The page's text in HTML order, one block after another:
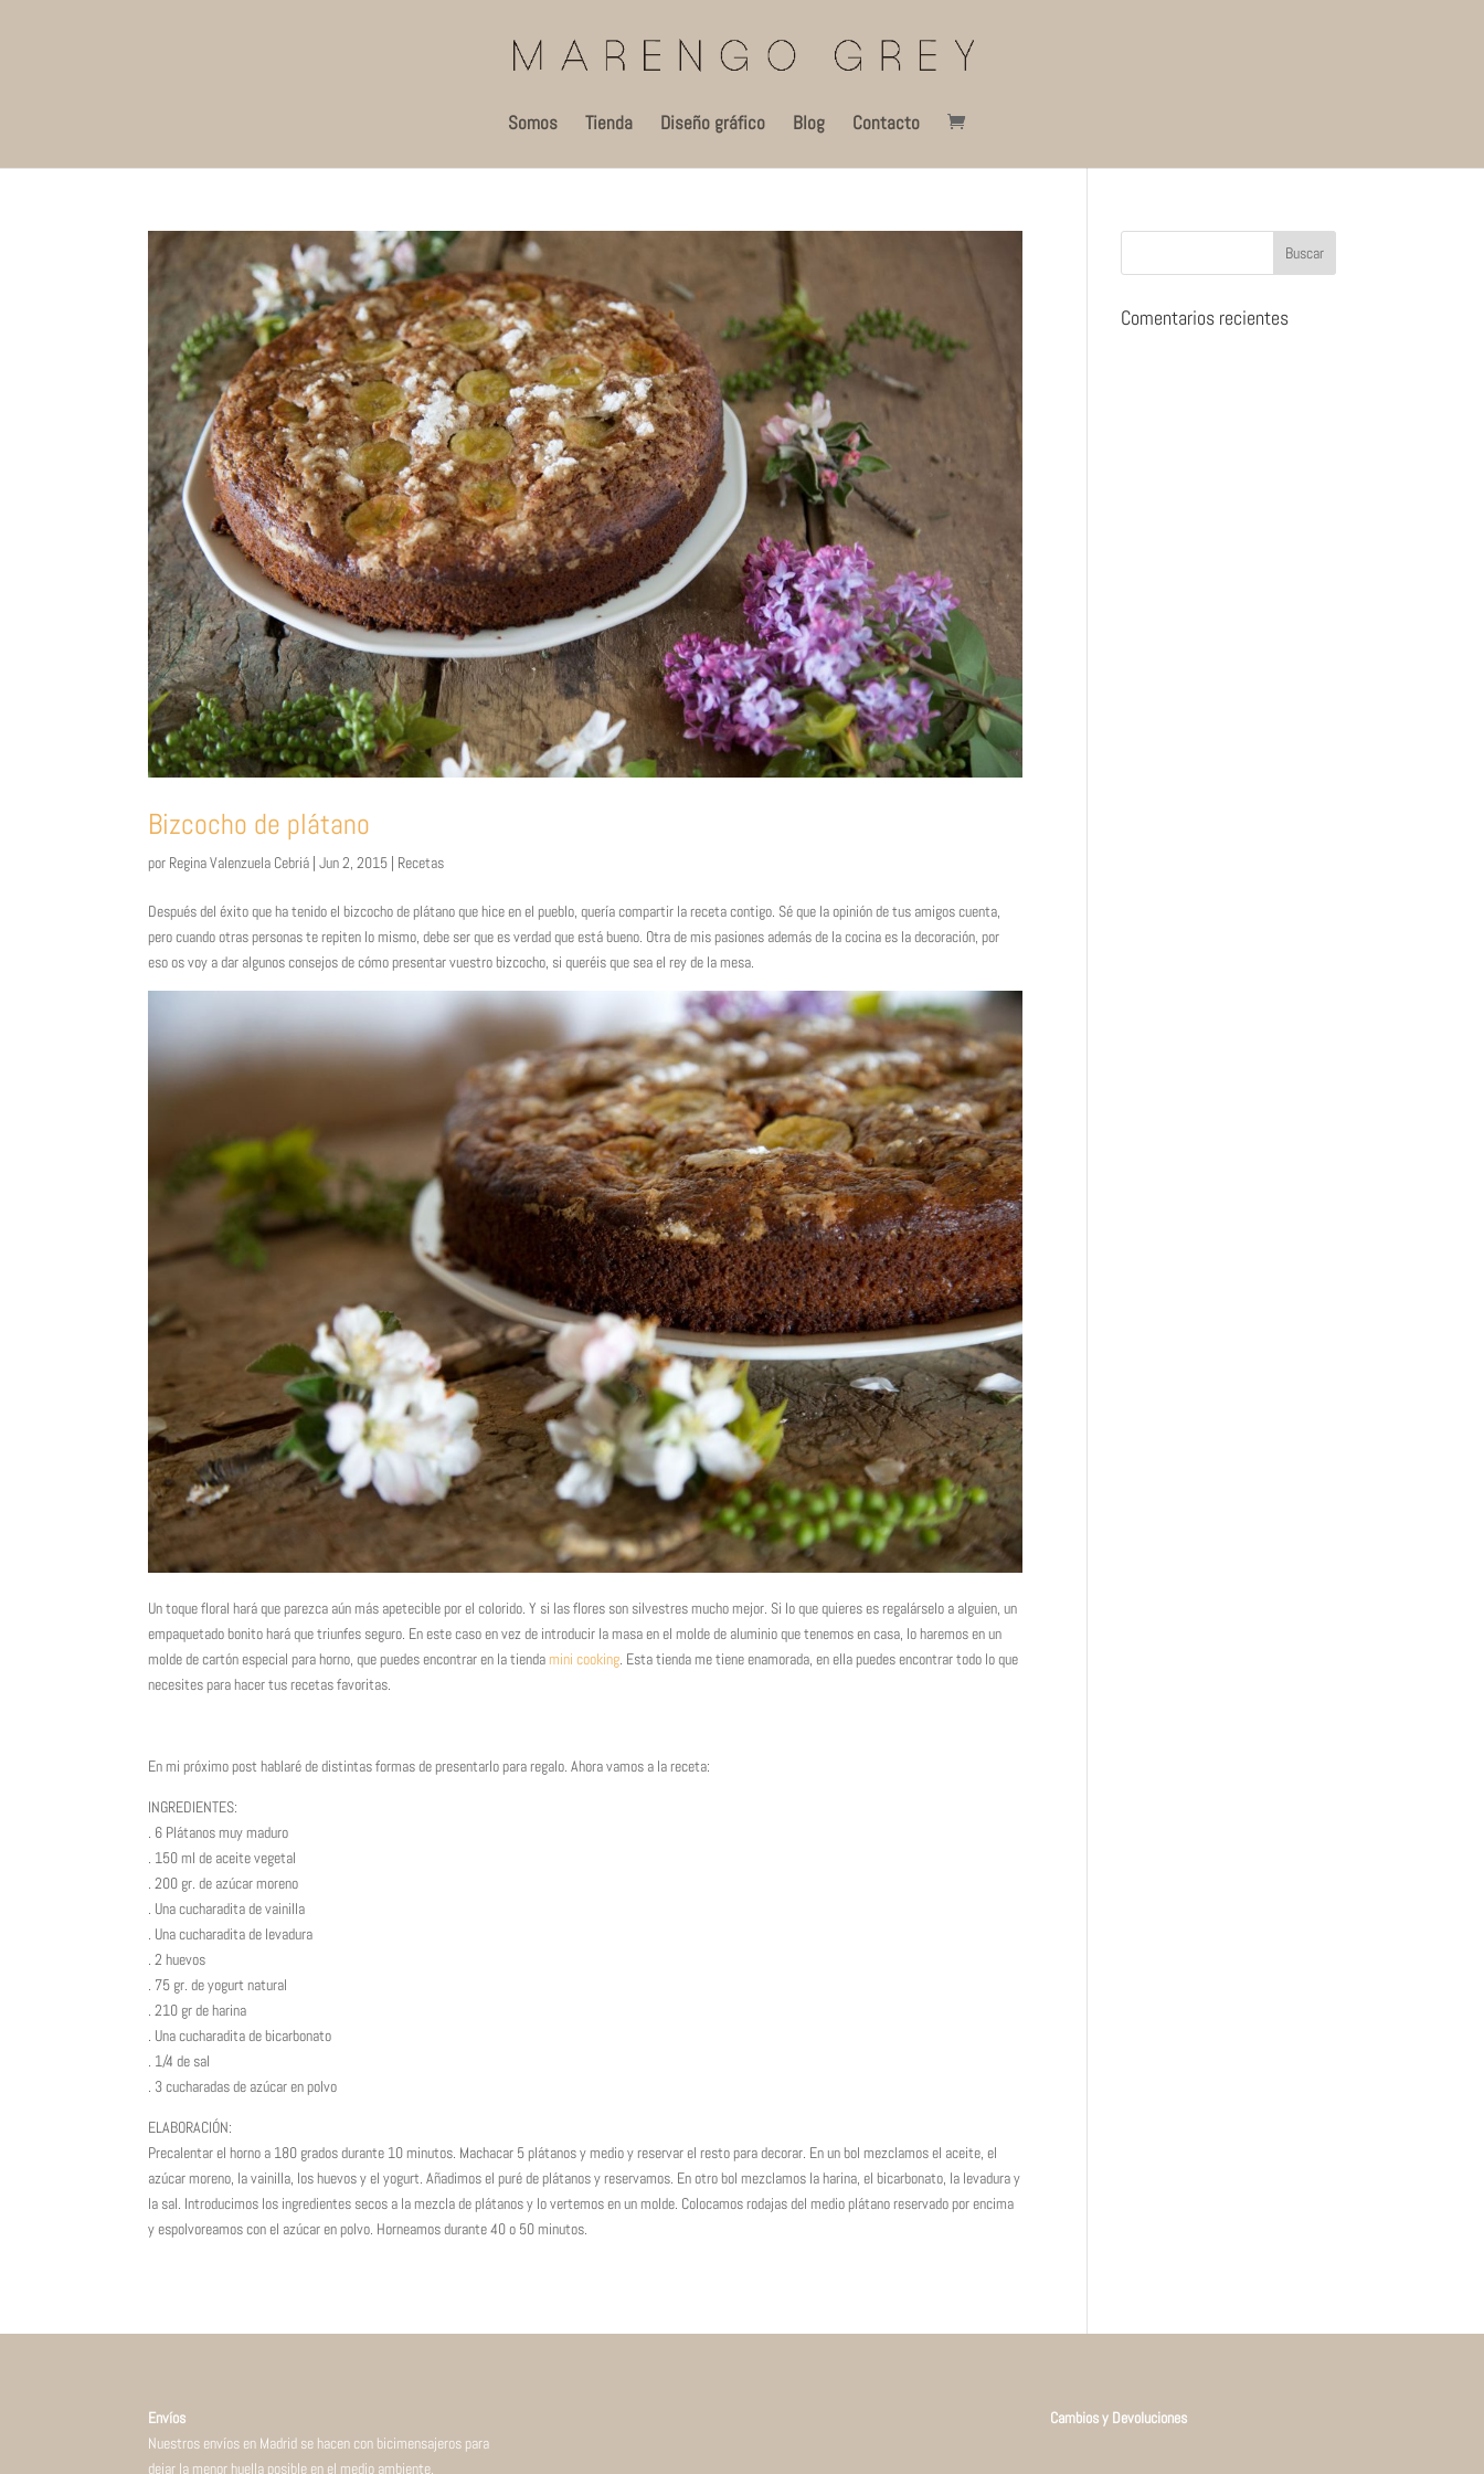
Somos Tienda Diseño gráfico Blog Contacto
Bizcocho de plátano
por Regina Valenzuela Cebriá |Jun 2, 2015 | Recetas
Después del éxito que ha tenido el bizcocho de plátano que hice en el pueblo, quería compartir la receta contigo. Sé que la opinión de tus amigos cuenta,
pero cuando otras personas te repiten lo mismo, debe ser que es verdad que está bueno. Otra de mis pasiones además de la cocina es la decoración, por
eso os voy a dar algunos consejos de cómo presentar vuestro bizcocho, si queréis que sea el rey de la mesa.
Un toque floral hará que parezca aún más apetecible por el colorido. Y si las flores son silvestres mucho mejor. Si lo que quieres es regalárselo a alguien, un
empaquetado bonito hará que triunfes seguro. En este caso en vez de introducir la masa en el molde de aluminio que tenemos en casa, lo haremos en un
molde de cartón especial para horno, que puedes encontrar en la tiendamini cooking. Esta tienda me tiene enamorada, en ella puedes encontrar todo lo que
necesites para hacer tus recetas favoritas.
En mi próximo post hablaré de distintas formas de presentarlo para regalo. Ahora vamos a la receta:
INGREDIENTES:
. 6 Plátanos muy maduro
. 150 ml de aceite vegetal
. 200 gr. de azúcar moreno
. Una cucharadita de vainilla
. Una cucharadita de levadura
. 2 huevos
. 75 gr. de yogurt natural
. 210 gr de harina
. Una cucharadita de bicarbonato
. 1/4 de sal
. 3 cucharadas de azúcar en polvo
ELABORACIÓN:
Precalentar el horno a 180 grados durante 10 minutos. Machacar 5 plátanos y medio y reservar el resto para decorar. En un bol mezclamos el aceite, el
azúcar moreno, la vainilla, los huevos y el yogurt. Añadimos el puré de plátanos y reservamos. En otro bol mezclamos la harina, el bicarbonato, la levadura y
la sal. Introducimos los ingredientes secos a la mezcla de plátanos y lo vertemos en un molde. Colocamos rodajas del medio plátano reservado por encima
y espolvoreamos con el azúcar en polvo. Horneamos durante 40 o 50 minutos.
Comentarios recientes
Envíos
Nuestros envíos en Madrid se hacen con bicimensajeros para
dejar la menor huella posible en el medio ambiente.
Cambios y Devoluciones